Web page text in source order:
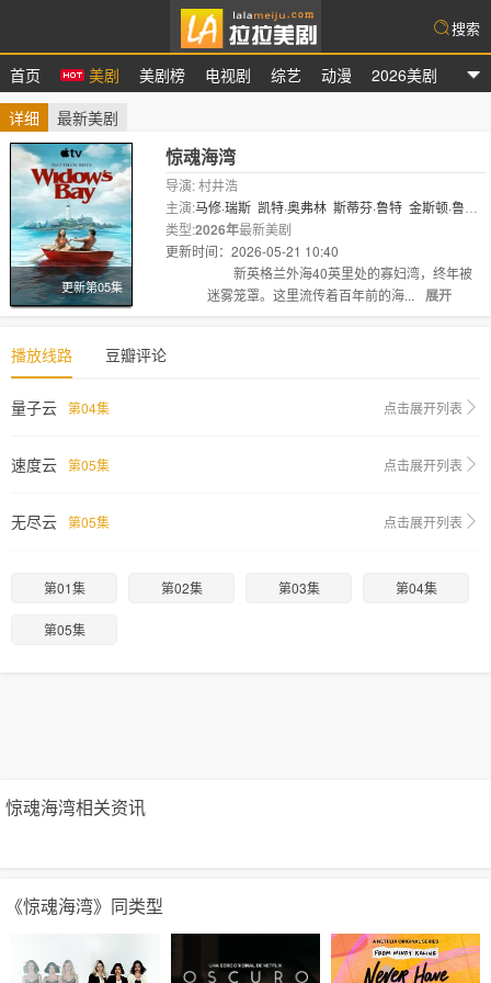
首页 美剧 美剧榜 电视剧 综艺 动漫 2026美剧
搜索
详细 最新美剧
更新第05集
惊魂海湾
导演: 村井浩
主演:马修·瑞斯 凯特·奥弗林 斯蒂芬·鲁特 金斯顿·鲁米·
索斯威克 凯文·卡罗尔
·..
类型:2026年最新美剧
更新时间：2026-05-21 10:40
新英格兰外海40英里处的寡妇湾，终年被
迷雾笼罩。这里流传着百年前的海...
展开
播放线路 豆瓣评论
量子云 第04集 点击展开列表
速度云 第05集 点击展开列表
无尽云 第05集 点击展开列表
第01集 第02集 第03集 第04集
第05集
惊魂海湾相关资讯
《惊魂海湾》同类型